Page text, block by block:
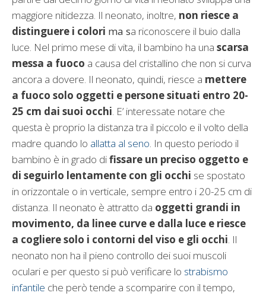
maggiore nitidezza. Il neonato, inoltre, non riesce a
distinguere i colori ma sa riconoscere il buio dalla
luce. Nel primo mese di vita, il bambino ha una scarsa
messa a fuoco a causa del cristallino che non si curva
ancora a dovere. Il neonato, quindi, riesce a mettere
a fuoco solo oggetti e persone situati entro 20-
25 cm dai suoi occhi. E’ interessate notare che
questa è proprio la distanza tra il piccolo e il volto della
madre quando lo allatta al seno. In questo periodo il
bambino è in grado difissare un preciso oggetto e
di seguirlo lentamente con gli occhi se spostato
in orizzontale o in verticale, sempre entro i 20-25 cm di
distanza. Il neonato è attratto da oggetti grandi in
movimento, da linee curve e dalla luce e riesce
a cogliere solo i contorni del viso e gli occhi. Il
neonato non ha il pieno controllo dei suoi muscoli
oculari e per questo si può verificare lo strabismo
infantile che però tende a scomparire con il tempo,